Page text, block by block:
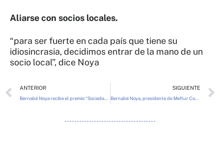
Aliarse con socios locales.
“para ser fuerte en cada país que tiene su
idiosincrasia, decidimos entrar de la mano de un
socio local”, dice Noya
Ant
ANTERIOR SIGUIENTE
Bernabé Noya, presidente de Meflur Comunicaciones \»Cada año iniciamos un proyecto\»